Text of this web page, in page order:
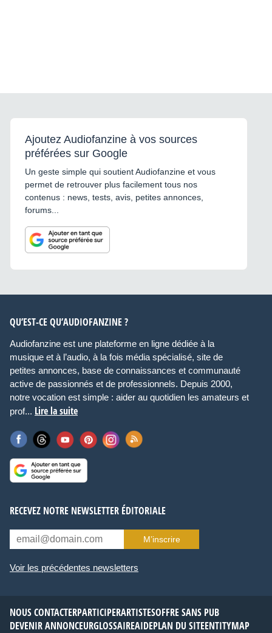
Ajoutez Audiofanzine à vos sources
préférées sur Google
Un geste simple qui soutient Audiofanzine et vous
permet de retrouver plus facilement tous nos
contenus : news, tests, avis, petites annonces,
forums...
QU’EST-CE QU’AUDIOFANZINE ?
Audiofanzine est une plateforme en ligne dédiée à la
musique et à l’audio, à la fois média spécialisé, site de
petites annonces, base de connaissances et communauté
active de passionnés et de professionnels. Depuis 2000,
notre vocation est simple : aider au quotidien les amateurs et
prof... Lire la suite
RECEVEZ NOTRE NEWSLETTER ÉDITORIALE
M’inscrire
Voir les précédentes newsletters
NOUS CONTACTERPARTICIPERARTISTESOFFRE SANS PUB
DEVENIR ANNONCEURGLOSSAIREAIDEPLAN DU SITEENTITYMAP